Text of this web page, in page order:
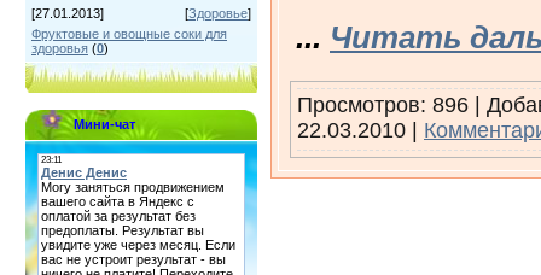
[27.01.2013]
[Здоровье]
Фруктовые и овощные соки для
здоровья (0)
Мини-чат
... Читать
Просмотров: 896 |
22.03.2010